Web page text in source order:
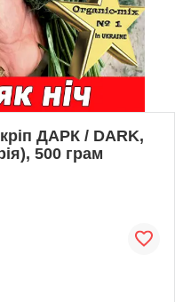
ДАРК / DARK,
500 грам